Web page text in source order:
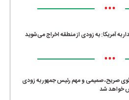
•••
به آمریکا: به زودی از منطقه اخراج می‌شوید
•••
صریح، صمیمی و مهم رئیس جمهور به زودی
خواهد شد